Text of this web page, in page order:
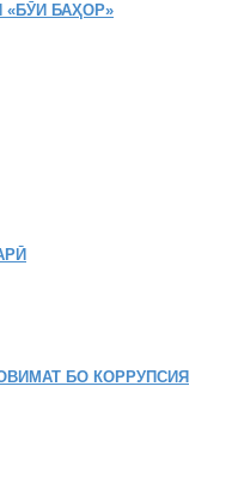
БАҲОР»
БО КОРРУПСИЯ